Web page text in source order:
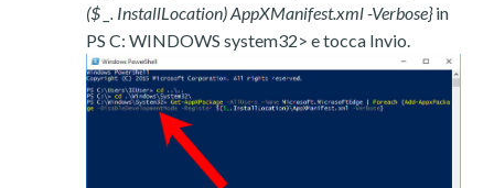
($ _. InstallLocation) AppXManifest.xml -Verbose}in
PS C: WINDOWS system32> e tocca Invio.